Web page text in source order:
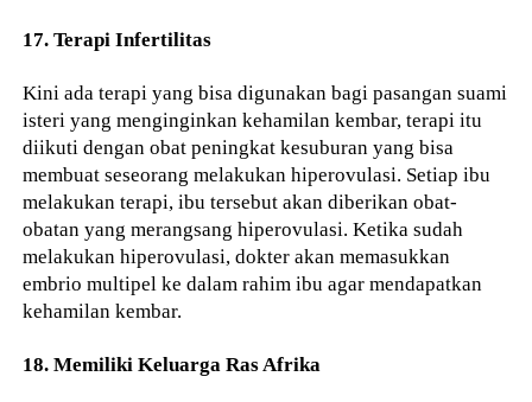
17. Terapi Infertilitas
Kini ada terapi yang bisa digunakan bagi pasangan suami
isteri yang menginginkan kehamilan kembar, terapi itu
diikuti dengan obat peningkat kesuburan yang bisa
membuat seseorang melakukan hiperovulasi. Setiap ibu
melakukan terapi, ibu tersebut akan diberikan obat-
obatan yang merangsang hiperovulasi. Ketika sudah
melakukan hiperovulasi, dokter akan memasukkan
embrio multipel ke dalam rahim ibu agar mendapatkan
kehamilan kembar.
18. Memiliki Keluarga Ras Afrika